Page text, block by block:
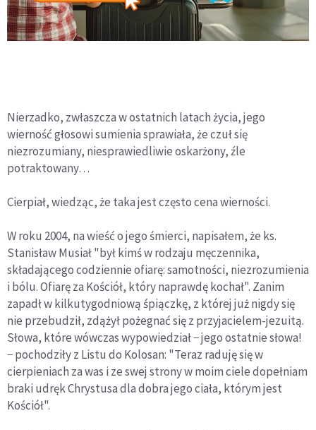
Nierzadko, zwłaszcza w ostatnich latach życia, jego
wierność głosowi sumienia sprawiała, że czuł się
niezrozumiany, niesprawiedliwie oskarżony, źle
potraktowany…
Cierpiał, wiedząc, że taka jest często cena wierności.
W roku 2004, na wieść o jego śmierci, napisałem, że ks.
Stanisław Musiał "był kimś w rodzaju męczennika,
składającego codziennie ofiarę: samotności, niezrozumienia
i bólu. Ofiarę za Kościół, który naprawdę kochał". Zanim
zapadł w kilkutygodniową śpiączkę, z której już nigdy się
nie przebudził, zdążył pożegnać się z przyjacielem-jezuitą.
Słowa, które wówczas wypowiedział − jego ostatnie słowa!
− pochodziły z Listu do Kolosan: "Teraz raduję się w
cierpieniach za was i ze swej strony w moim ciele dopełniam
braki udręk Chrystusa dla dobra jego ciała, którym jest
Kościół".